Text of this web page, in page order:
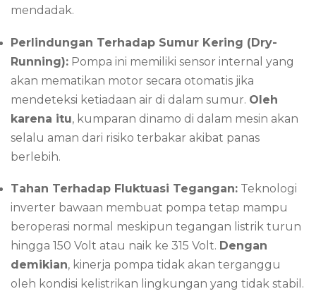
mendadak.
Perlindungan Terhadap Sumur Kering (Dry-
Running): Pompa ini memiliki sensor internal yang
akan mematikan motor secara otomatis jika
mendeteksi ketiadaan air di dalam sumur. Oleh
karena itu, kumparan dinamo di dalam mesin akan
selalu aman dari risiko terbakar akibat panas
berlebih.
Tahan Terhadap Fluktuasi Tegangan: Teknologi
inverter bawaan membuat pompa tetap mampu
beroperasi normal meskipun tegangan listrik turun
hingga 150 Volt atau naik ke 315 Volt. Dengan
demikian, kinerja pompa tidak akan terganggu
oleh kondisi kelistrikan lingkungan yang tidak stabil.